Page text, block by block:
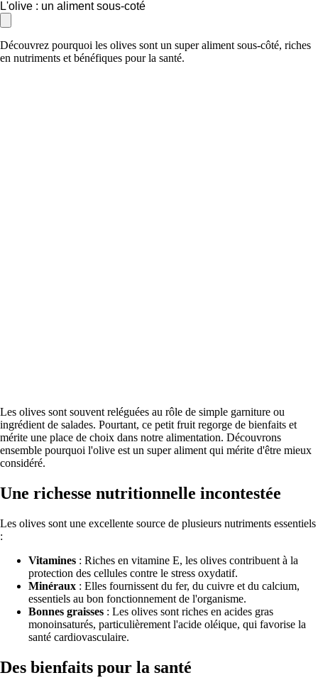
L'olive : un aliment sous-coté
Découvrez pourquoi les olives sont un super aliment sous-côté, riches
en nutriments et bénéfiques pour la santé.
Les olives sont souvent reléguées au rôle de simple garniture ou
ingrédient de salades. Pourtant, ce petit fruit regorge de bienfaits et
mérite une place de choix dans notre alimentation. Découvrons
ensemble pourquoi l'olive est un super aliment qui mérite d'être mieux
considéré.
Une richesse nutritionnelle incontestée
Les olives sont une excellente source de plusieurs nutriments essentiels
:
Vitamines : Riches en vitamine E, les olives contribuent à la
protection des cellules contre le stress oxydatif.
Minéraux : Elles fournissent du fer, du cuivre et du calcium,
essentiels au bon fonctionnement de l'organisme.
Bonnes graisses : Les olives sont riches en acides gras
monoinsaturés, particulièrement l'acide oléique, qui favorise la
santé cardiovasculaire.
Des bienfaits pour la santé